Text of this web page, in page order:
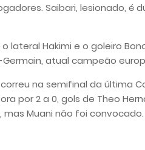
Saibari, lesionado, é
Hakimi e o goleiro
atual campeão
na semifinal da última
por 2 a 0, gols de Theo
Muani não foi convocado.